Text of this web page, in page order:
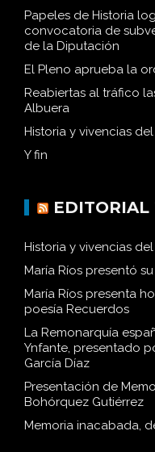
Papeles de Historia
convocatoria de
de la Diputación
El Pleno aprueba la
Reabiertas al tráfico
Albuera
Historia y vivencias
Y fin
EDITORIAL
Historia y vivencias
María Ríos presentó
María Ríos presenta
poesía Recuerdos
La Remonarquía
Ynfante, presentado
García Díaz
Presentación de
Bohórquez Gutiérrez
Memoria inacabada,